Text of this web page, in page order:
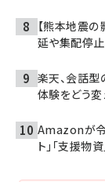
【熊本地震の
延や集配停止
楽天、会話型
体験をどう変
Amazonが令
ト」「支援物